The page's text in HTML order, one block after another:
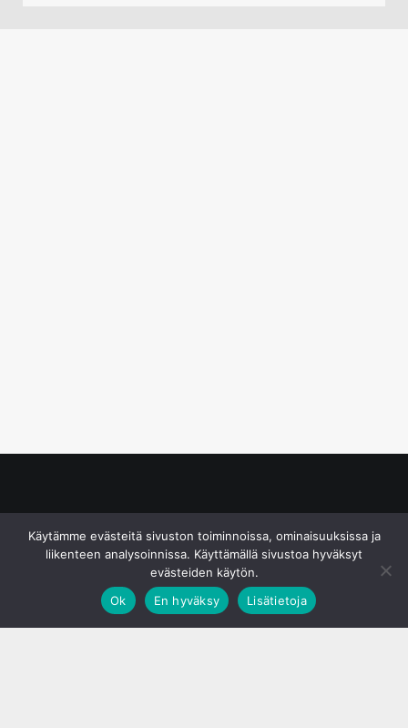
Käytämme evästeitä sivuston toiminnoissa, ominaisuuksissa ja
liikenteen analysoinnissa. Käyttämällä sivustoa hyväksyt
evästeiden käytön.
Ok
En hyväksy Lisätietoja